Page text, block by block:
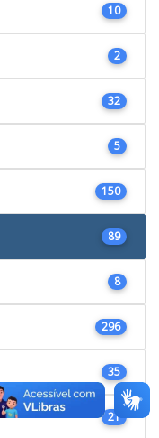
10
2
32
5
150
89
8
296
35
21